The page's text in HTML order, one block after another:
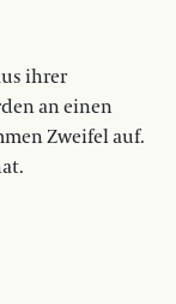
ihrer
an einen
Zweifel auf.